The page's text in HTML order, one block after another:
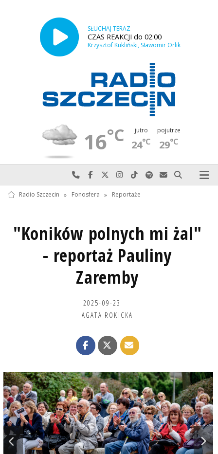
SŁUCHAJ TERAZ
CZAS REAKCJI do 02:00
Krzysztof Kukliński, Sławomir Orlik
16°C jutro
24°C
pojutrze
29°C
Najlepiej po prostu do nas zadzwoń
Odwiedź nas na Facebook-u
Odwiedź nas na X
Odwiedź nas na Instagram-ie
Odwiedź nas na TikTok-u
Szukaj nas na Spotify
Wyślij do nas
Szukaj
Radio Szczecin » Fonosfera » Reportaże
"Koników polnych mi żal"
- reportaż Pauliny
Zaremby
2025-09-23
AGATA ROKICKA